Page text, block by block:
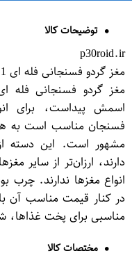
توضیحات کالا
p30roid.ir
مغز گردو فسنجانی فله ای 1 کیلوگرم
مغز گردو فسنجانی فله
اسمش پیداست، برای
فسنجان مناسب است به
مشهور است. این دسته
دارند، ارزان‌تر از سایر
انواع مغز‌ها ندارند.
در کنار قیمت مناسب آن
مناسبی برای پخت‌ غذاها،
مختصات کالا